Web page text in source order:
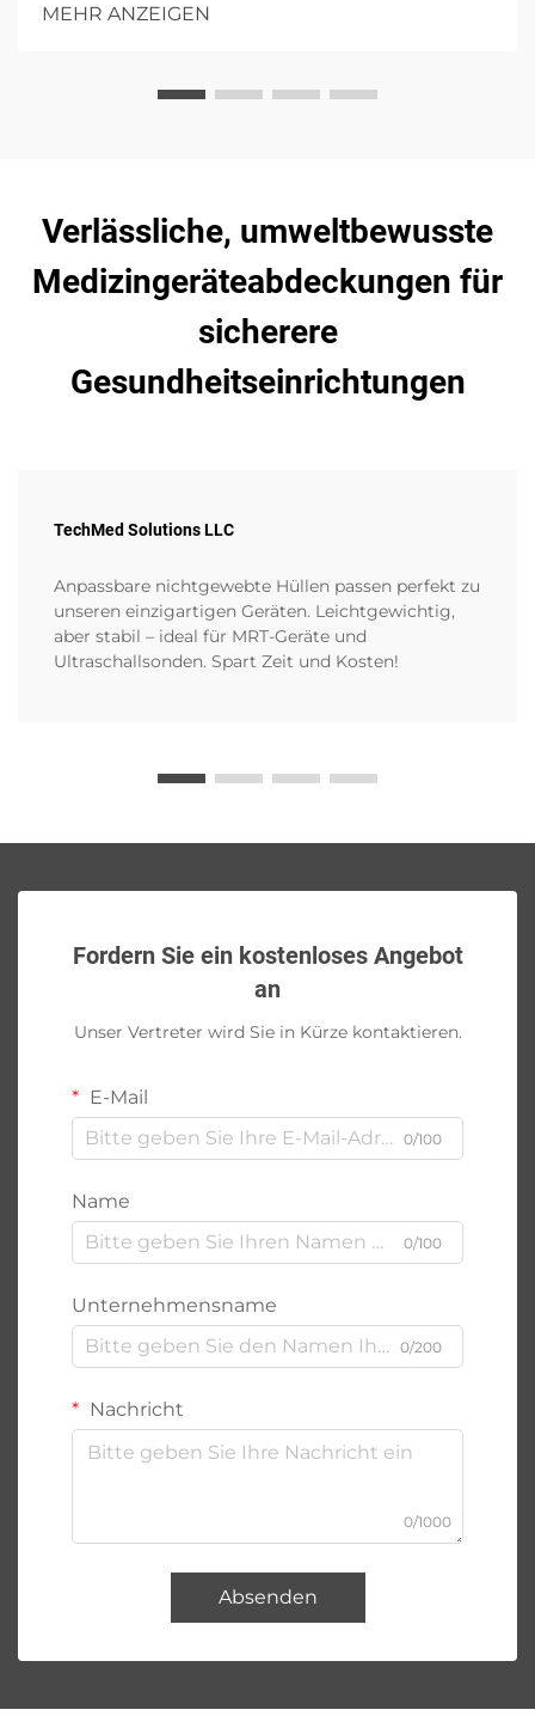
hervorgehoben werden. Erfahren Sie mehr über ihre
umweltfreundliche und antimikrobielle Innovationen
MEHR ANZEIGEN
Verlässliche, umweltbewusste
Medizingeräteabdeckungen für
sicherere
Gesundheitseinrichtungen
TechMed Solutions LLC
Anpassbare nichtgewebte Hüllen passen perfekt zu
unseren einzigartigen Geräten. Leichtgewichtig,
aber stabil – ideal für MRT-Geräte und
Ultraschallsonden. Spart Zeit und Kosten!
Fordern Sie ein kostenloses Angebot
an
Unser Vertreter wird Sie in Kürze kontaktieren.
E-Mail
0/100
Name
0/100
Unternehmensname
0/200
Nachricht
0/1000
Absenden